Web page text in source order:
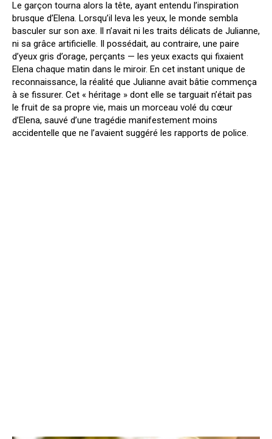
Le garçon tourna alors la tête, ayant entendu l’inspiration
brusque d’Elena. Lorsqu’il leva les yeux, le monde sembla
basculer sur son axe. Il n’avait ni les traits délicats de Julianne,
ni sa grâce artificielle. Il possédait, au contraire, une paire
d’yeux gris d’orage, perçants — les yeux exacts qui fixaient
Elena chaque matin dans le miroir. En cet instant unique de
reconnaissance, la réalité que Julianne avait bâtie commença
à se fissurer. Cet « héritage » dont elle se targuait n’était pas
le fruit de sa propre vie, mais un morceau volé du cœur
d’Elena, sauvé d’une tragédie manifestement moins
accidentelle que ne l’avaient suggéré les rapports de police.